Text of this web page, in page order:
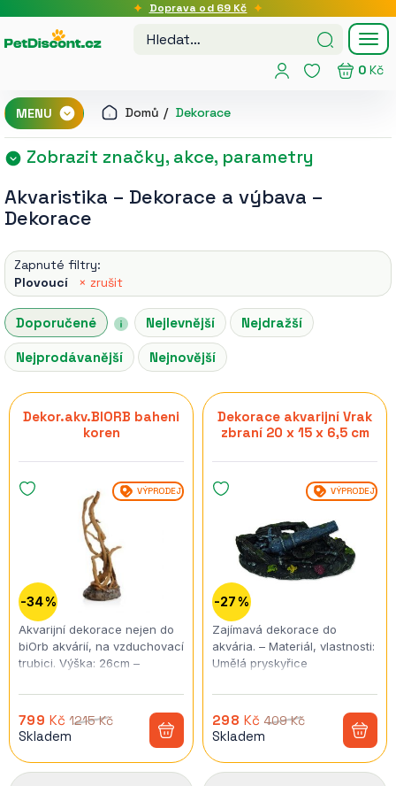
Doprava od 69 Kč
0 Kč
MENU Domů Dekorace
Zobrazit značky, akce, parametry
Akvaristika – Dekorace a výbava –
Dekorace
Zapnuté filtry:
Plovoucí
× zrušit
Doporučené Nejlevnější Nejdražší
Nejprodávanější Nejnovější
Dekor.akv.BIORB baheni
koren
-34 %
VÝPRODEJ
Akvarijní dekorace nejen do
biOrb akvárií, na vzduchovací
trubici. Výška: 26cm –
pryskyřice
799 Kč 1215 Kč
Skladem
Dekorace akvarijní Vrak
zbraní 20 x 15 x 6,5 cm
-27 %
VÝPRODEJ
Zajímavá dekorace do
akvária. – Materiál, vlastnosti:
Umělá pryskyřice
298 Kč 409 Kč
Skladem